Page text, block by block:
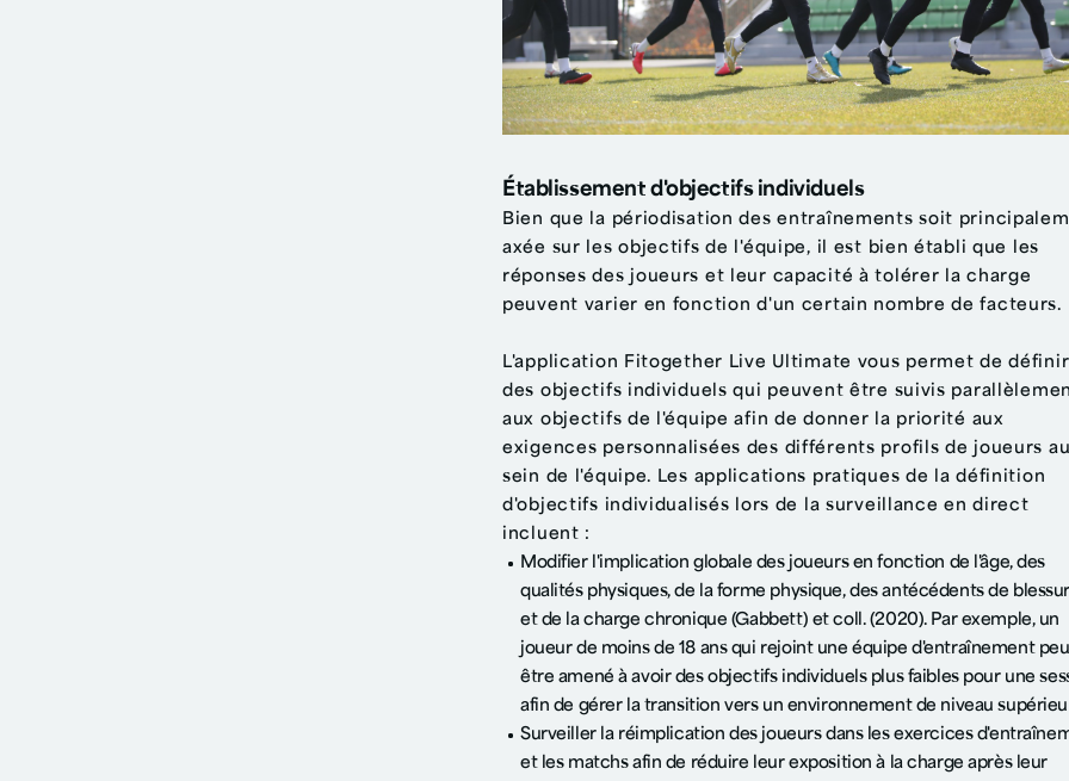
Établissement d'objectifs individuels
Bien que la périodisation des entraînements soit
axée sur les objectifs de l'équipe, il est bien établi que les
réponses des joueurs et leur capacité à tolérer la charge
peuvent varier en fonction d'un certain nombre de facteurs.
L'application Fitogether Live Ultimate vous permet de définir
des objectifs individuels qui peuvent être suivis
aux objectifs de l'équipe afin de donner la priorité aux
exigences personnalisées des différents profils de joueurs
sein de l'équipe. Les applications pratiques de la définition
d'objectifs individualisés lors de la surveillance en direct
incluent :
Modifier l'implication globale des joueurs en fonction de l'âge, des
qualités physiques, de la forme physique, des antécédents de
et de la charge chronique (Gabbett) et coll.(2020). Par exemple, un
joueur de moins de 18 ans qui rejoint une équipe d'entraînement
être amené à avoir des objectifs individuels plus faibles pour une
afin de gérer la transition vers un environnement de niveau
Surveiller la réimplication des joueurs dans les exercices
et les matchs afin de réduire leur exposition à la charge après leur